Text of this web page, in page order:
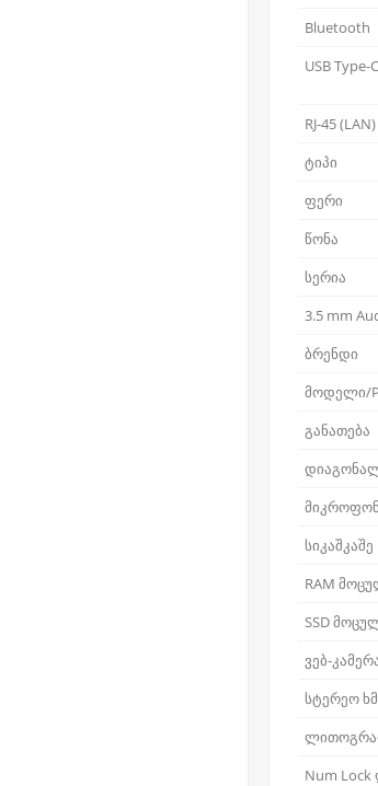
Bluetooth
USB Type-C
RJ-45 (LAN)
ტიპი
ფერი
წონა
სერია
3.5 mm
ბრენდი
მოდელი/
განათება
სიკაშკაშე
RAM
SSD
ვებ-
სტერეო
Num